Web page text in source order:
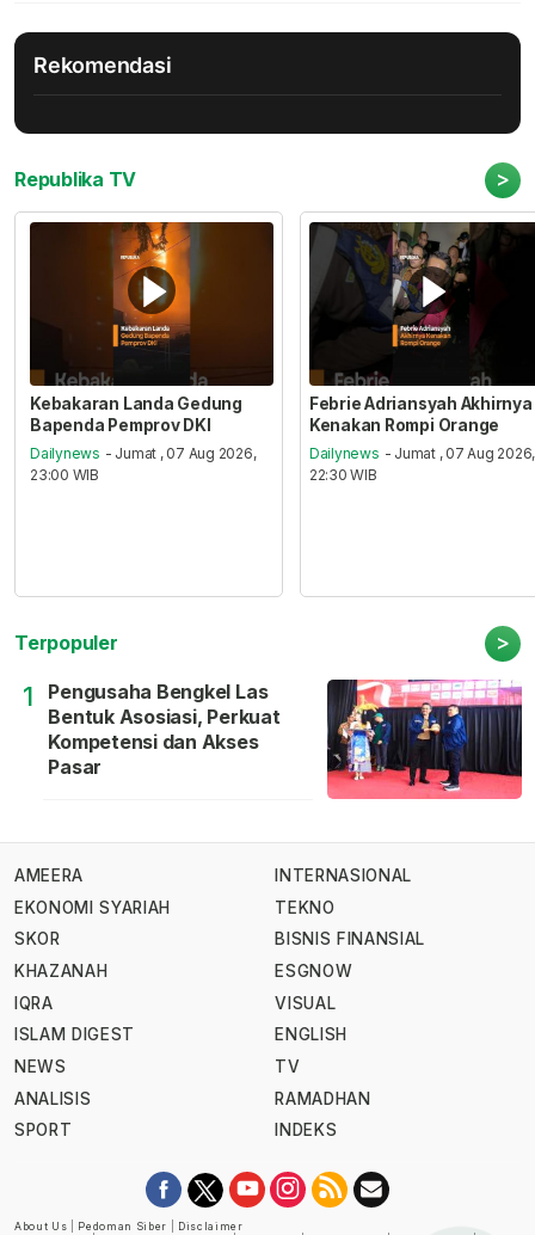
Rekomendasi
Republika TV >
Kebakaran Landa Gedung
Bapenda Pemprov DKI
Dailynews - Jumat , 07 Aug 2026,
23:00 WIB
Febrie Adriansyah Akhirnya
Kenakan Rompi Orange
Dailynews - Jumat , 07 Aug 2026,
22:30 WIB
Terpopuler >
1
Pengusaha Bengkel Las
Bentuk Asosiasi, Perkuat
Kompetensi dan Akses
Pasar
AMEERA
EKONOMI SYARIAH
SKOR
KHAZANAH
IQRA
ISLAM DIGEST
NEWS
ANALISIS
SPORT
INTERNASIONAL
TEKNO
BISNIS FINANSIAL
ESGNOW
VISUAL
ENGLISH
TV
RAMADHAN
INDEKS
About Us Pedoman Siber
Disclaimer